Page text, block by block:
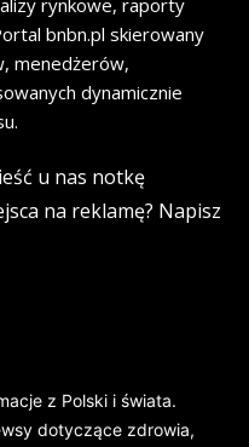
rynkowe, raporty
bnbn.pl skierowany
menedżerów,
dynamicznie
u nas notkę
na reklamę? Napisz
z Polski i świata.
dotyczące zdrowia,